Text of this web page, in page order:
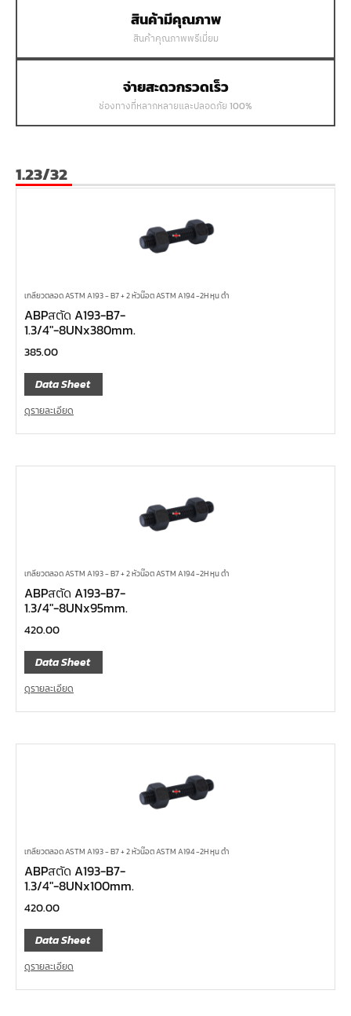
สินค้ามีคุณภาพ
สินค้าคุณภาพพรีเมี่ยม
จ่ายสะดวกรวดเร็ว
ช่องทางที่หลากหลายและปลอดภัย 100%
1.23/32
เกลียวตลอด ASTM A193 - B7 + 2 หัวน๊อต ASTM A194 -2H หุน ดำ
ABPสตัด A193-B7-
1.3/4″-8UNx380mm.
385.00
Data Sheet
ดูรายละเอียด
เกลียวตลอด ASTM A193 - B7 + 2 หัวน๊อต ASTM A194 -2H หุน ดำ
ABPสตัด A193-B7-
1.3/4″-8UNx95mm.
420.00
Data Sheet
ดูรายละเอียด
เกลียวตลอด ASTM A193 - B7 + 2 หัวน๊อต ASTM A194 -2H หุน ดำ
ABPสตัด A193-B7-
1.3/4″-8UNx100mm.
420.00
Data Sheet
ดูรายละเอียด